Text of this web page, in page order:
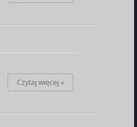
Czytaj więcej »